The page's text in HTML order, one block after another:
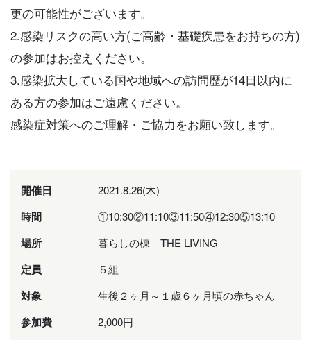
更の可能性がございます。
2.感染リスクの高い方(ご高齢・基礎疾患をお持ちの方)
の参加はお控えください。
3.感染拡大している国や地域への訪問歴が14日以内に
ある方の参加はご遠慮ください。
感染症対策へのご理解・ご協力をお願い致します。
開催日 2021.8.26(木)
時間 ①10:30②11:10③11:50④12:30⑤13:10
場所 暮らしの棟 THE LIVING
定員 ５組
対象 生後２ヶ月～１歳６ヶ月頃の赤ちゃん
参加費 2,000円